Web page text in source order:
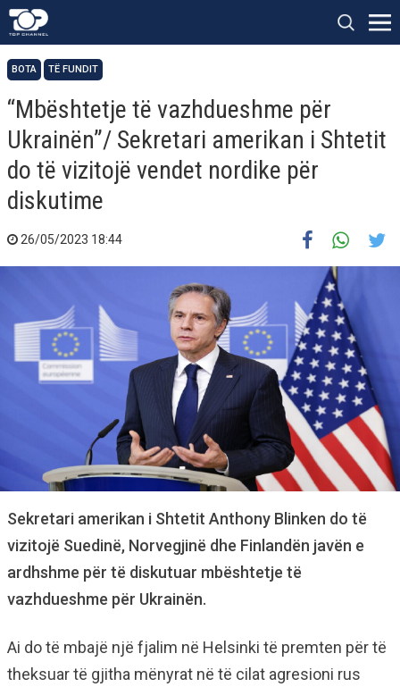
BOTA TË FUNDIT
“Mbështetje të vazhdueshme për
Ukrainën”/ Sekretari amerikan i Shtetit
do të vizitojë vendet nordike për
diskutime
26/05/2023 18:44
Sekretari amerikan i Shtetit Anthony Blinken do të
vizitojë Suedinë, Norvegjinë dhe Finlandën javën e
ardhshme për të diskutuar mbështetje të
vazhdueshme për Ukrainën.
Ai do të mbajë një fjalim në Helsinki të premten për të
theksuar të gjitha mënyrat në të cilat agresioni rus